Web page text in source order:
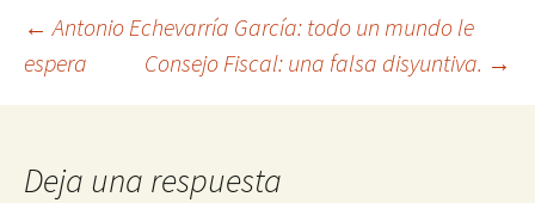
entrada
← Antonio Echevarría García: todo un mundo le
espera
Consejo Fiscal: una falsa disyuntiva. →
Deja una respuesta